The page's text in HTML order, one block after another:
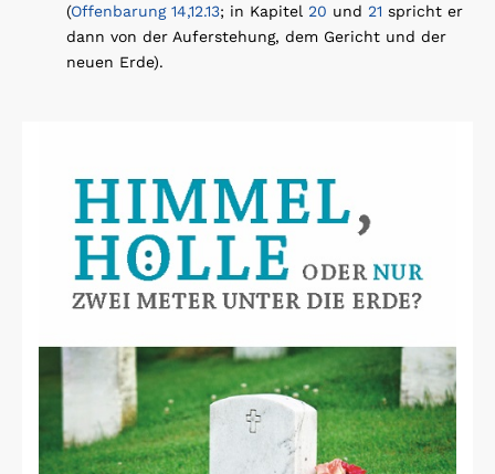
(Offenbarung 14,12.13; in Kapitel 20 und 21 spricht er
dann von der Auferstehung, dem Gericht und der
neuen Erde).